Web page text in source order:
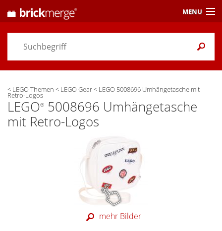
< LEGO Themen < LEGO Gear< LEGO 5008696 Umhängetasche mit
Retro-Logos
LEGO® 5008696 Umhängetasche
mit Retro-Logos
mehr Bilder
MENU
Preisvergleich
Themen/ Händler
Alarme& Wunschlisten